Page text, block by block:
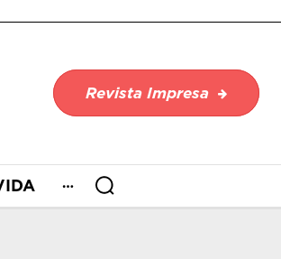
Revista Impresa